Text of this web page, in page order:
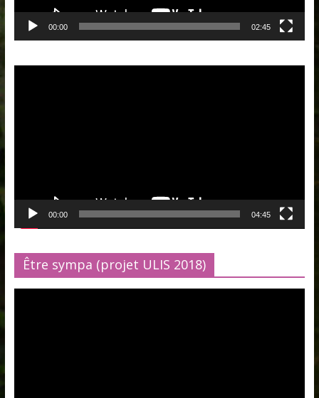
00:00 02:45
00:00 04:45
Être sympa (projet ULIS 2018)